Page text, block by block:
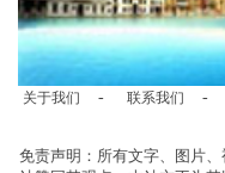
关于我们 - 联系我们 -
免责声明：所有文字、图片